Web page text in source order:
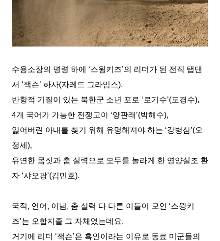
수용소장의 명령 하에 ‘스윙키즈’의 리더가 된 전직 탭댄
서 ‘잭슨’ 하사(자레드 그라임스),
반항적 기질이 있는 북한군 소년 포로 ‘로기수’(도경수),
4개 국어가 가능한 전쟁고아 ‘양판래 ’(박해수),
잃어버린 아내를 찾기 위해 유명해져야 하는 ‘강병삼’(오
정세 ),
유연한 몸짓과 춤 실력으로 모두를 놀라게 한 영양실조 환
자 ‘샤오팡’(김민호).
국적, 언어 , 이념, 춤 실력 다 다른 이들이 모인 ‘스윙키
즈’는 오합지졸 그 자체였는데요.
거기에 리더 ‘잭슨’은 흑인이라는 이유로 동료 미군들의